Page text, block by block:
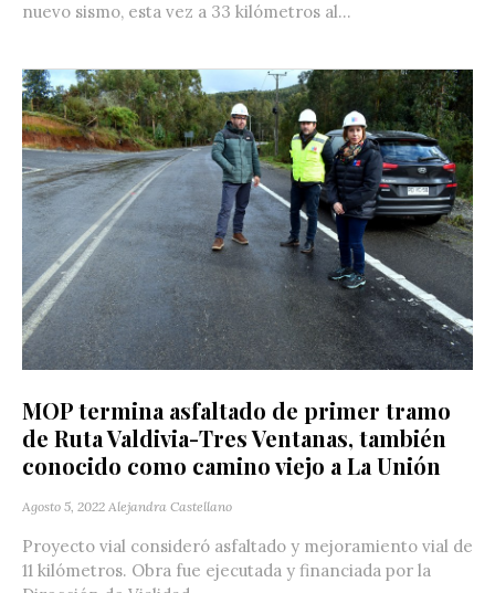
nuevo sismo, esta vez a 33 kilómetros al...
MOP termina asfaltado de primer tramo
de Ruta Valdivia-Tres Ventanas, también
conocido como camino viejo a La Unión
Agosto 5, 2022 Alejandra Castellano
Proyecto vial consideró asfaltado y mejoramiento vial de
11 kilómetros. Obra fue ejecutada y financiada por la